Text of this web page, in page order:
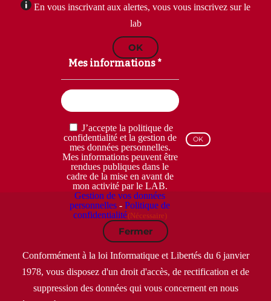
En vous inscrivant aux alertes, vous vous inscrivez sur le
lab
OK
Mes informations *
RGPD
(Nécessaire)
J’accepte la politique de
confidentialité et la gestion de
mes données personnelles.
Mes informations peuvent être
rendues publiques dans le
cadre de la mise en avant de
mon activité par le LAB.
Gestion de vos données
personnelles -Politique de
confidentialité(Nécessaire)
Fermer
Conformément à la loi Informatique et Libertés du 6 janvier
1978, vous disposez d'un droit d'accès, de rectification et de
suppression des données qui vous concernent en nous